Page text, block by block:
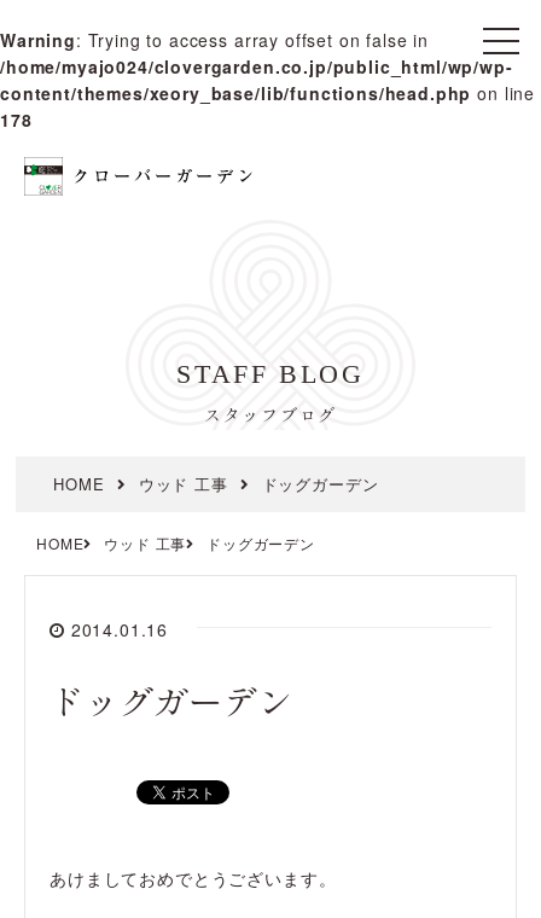
Warning: Trying to access array offset on false in
/home/myajo024/clovergarden.co.jp/public_html/wp/wp-
content/themes/xeory_base/lib/functions/head.php on line
178
t
o
g
g
STAFF BLOG
スタッフブログ
HOME ウッド 工事 ドッグガーデン
HOME ウッド 工事 ドッグガーデン
2014.01.16
ドッグガーデン
あけましておめでとうございます。